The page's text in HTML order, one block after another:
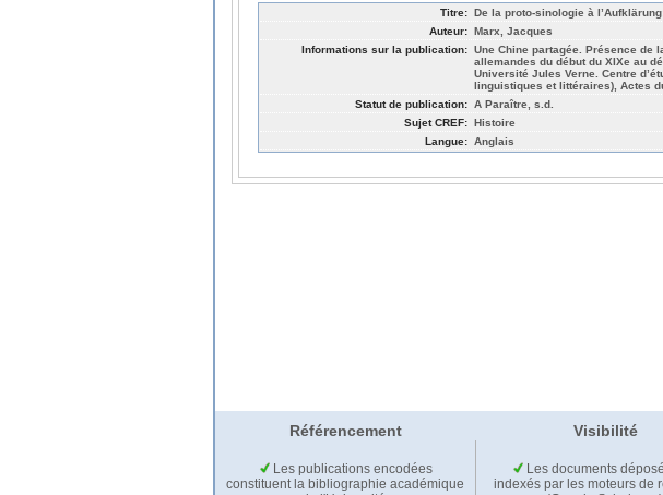
Titre: De la proto-sinologie à
Auteur: Marx, Jacques
Informations sur la publication: Une Chine partagée. Présence de
allemandes du début du XIXe au
Université Jules Verne. Centre
linguistiques et littéraires), Actes
Statut de publication: A Paraître, s.d.
Sujet CREF: Histoire
Langue: Anglais
Référencement Visibilité
Les publications encodées
constituent la bibliographie académique
Les documents
indexés par les moteurs de